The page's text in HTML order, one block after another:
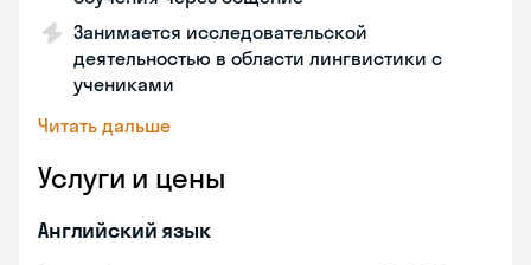
Занимается исследовательской
деятельностью в области лингвистики с
учениками
Читать дальше
Услуги и цены
Английский язык